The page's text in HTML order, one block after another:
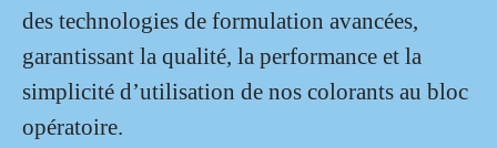
des technologies de formulation avancées,
garantissant la qualité, la performance et la
simplicité d’utilisation de nos colorants au bloc
opératoire.